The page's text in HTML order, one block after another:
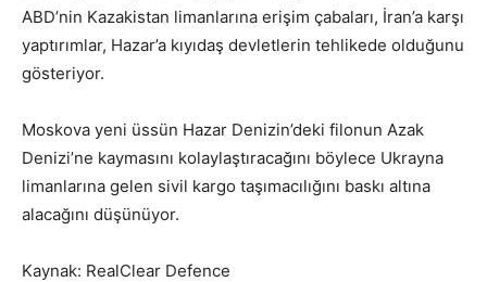
ABD’nin Kazakistan limanlarına erişim çabaları, İran’a karşı
yaptırımlar, Hazar’a kıyıdaş devletlerin tehlikede olduğunu
gösteriyor.
Moskova yeni üssün Hazar Denizin’deki filonun Azak
Denizi’ne kaymasını kolaylaştıracağını böylece Ukrayna
limanlarına gelen sivil kargo taşımacılığını baskı altına
alacağını düşünüyor.
Kaynak: RealClear Defence